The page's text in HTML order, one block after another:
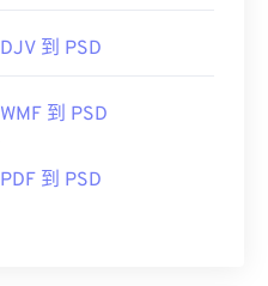
DJV 到 PSD
WMF 到 PSD
PDF 到 PSD